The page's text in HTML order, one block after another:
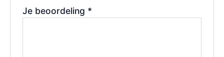
Je beoordeling *